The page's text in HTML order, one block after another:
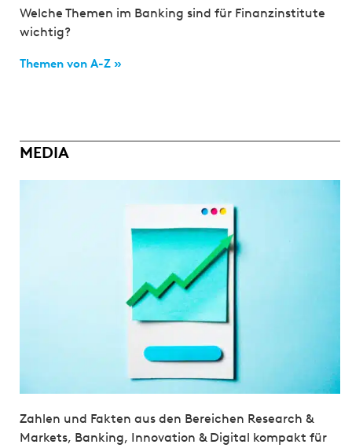
Welche Themen im Banking sind für Finanzinstitute
wichtig?
Themen von A-Z »
MEDIA
Zahlen und Fakten aus den Bereichen Research &
Markets, Banking, Innovation & Digital kompakt für